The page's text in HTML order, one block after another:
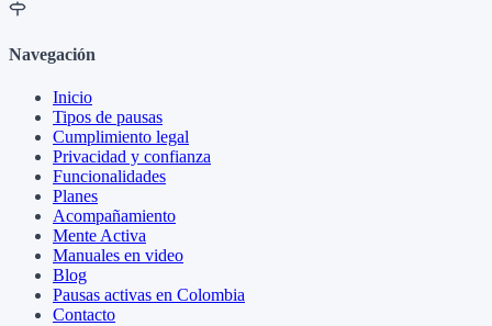
Navegación
Inicio
Tipos de pausas
Cumplimiento legal
Privacidad y confianza
Funcionalidades
Planes
Acompañamiento
Mente Activa
Manuales en video
Blog
Pausas activas en Colombia
Contacto